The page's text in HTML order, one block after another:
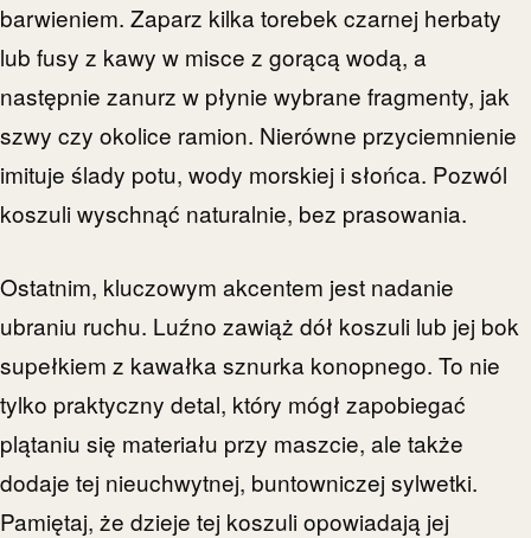
barwieniem. Zaparz kilka torebek czarnej herbaty
lub fusy z kawy w misce z gorącą wodą, a
następnie zanurz w płynie wybrane fragmenty, jak
szwy czy okolice ramion. Nierówne przyciemnienie
imituje ślady potu, wody morskiej i słońca. Pozwól
koszuli wyschnąć naturalnie, bez prasowania.
Ostatnim, kluczowym akcentem jest nadanie
ubraniu ruchu. Luźno zawiąż dół koszuli lub jej bok
supełkiem z kawałka sznurka konopnego. To nie
tylko praktyczny detal, który mógł zapobiegać
plątaniu się materiału przy maszcie, ale także
dodaje tej nieuchwytnej, buntowniczej sylwetki.
Pamiętaj, że dzieje tej koszuli opowiadają jej